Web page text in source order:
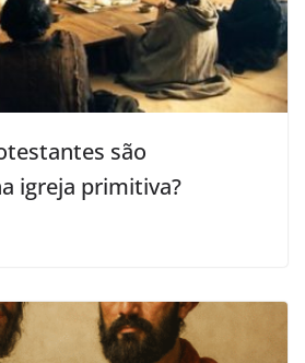
são
igreja primitiva?